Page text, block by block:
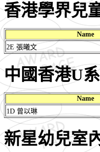
香港學界兒
Name
2E 張曦文
中國香港U
Name
1D 曾以琳
新星幼兒室